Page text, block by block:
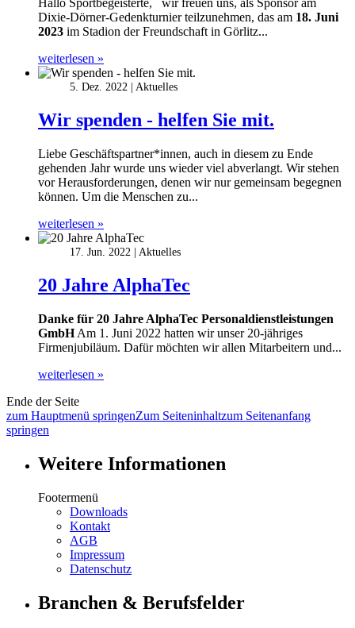
Hallo Sportbegeisterte, wir freuen uns, als Sponsor am
Dixie-Dörner-Gedenkturnier teilzunehmen, das am 18. Juni
2023 im Stadion der Freundschaft in Görlitz...
weiterlesen »
5. Dez. 2022 Aktuelles
Wir spenden - helfen Sie mit.
Liebe Geschäftspartner*innen, auch in diesem zu Ende
gehenden Jahr wurde uns wieder viel abverlangt. Wir stehen
vor Herausforderungen, denen wir nur gemeinsam begegnen
können. Um die Menschen zu...
weiterlesen »
17. Jun. 2022 Aktuelles
20 Jahre AlphaTec
Danke für 20 Jahre AlphaTec Personaldienstleistungen
GmbHAm 1. Juni 2022 hatten wir unser 20-jähriges
Firmenjubiläum. Dafür möchten wir allen Mitarbeitern und...
weiterlesen »
Ende der Seite
zum Hauptmenü springenZum Seiteninhaltzum Seitenanfang
springen
Weitere Informationen
Footermenü
Downloads
Kontakt
AGB
Impressum
Datenschutz
Branchen & Berufsfelder